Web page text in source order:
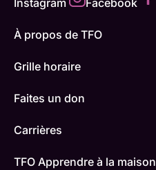
À propos de TFO
Grille horaire
Faites un don
Carrières
TFO Apprendre à la maison